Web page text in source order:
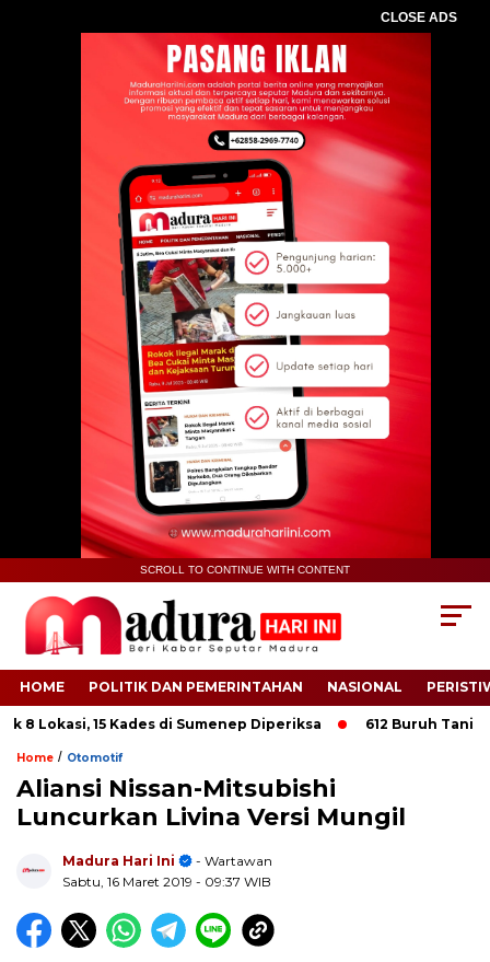
CLOSE ADS
SCROLL TO CONTINUE WITH CONTENT
HOME POLITIK DAN PEMERINTAHAN NASIONAL
15 Kades di Sumenep Diperiksa 612 Buruh Tani
Home / Otomotif
Aliansi Nissan-Mitsubishi
Luncurkan Livina Versi Mungil
Madura Hari Ini
- Wartawan
Sabtu, 16 Maret 2019 - 09:37 WIB